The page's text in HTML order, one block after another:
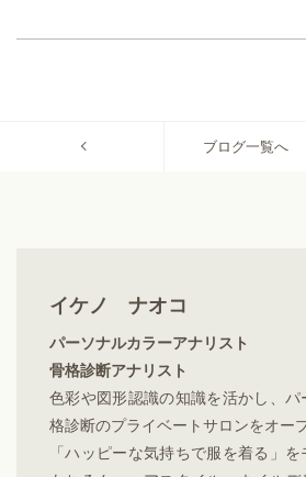
ブログ一覧へ
イケノ ナオコ
パーソナルカラーアナリスト
骨格診断アナリスト
色彩や図形認識の知識を活かし、
格診断のプライベートサロンをオープ
「ハッピーな気持ちで服を着る」